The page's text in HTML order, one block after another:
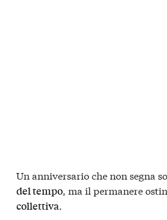
Un anniversario che non segna
del tempo, ma il permanere
collettiva.